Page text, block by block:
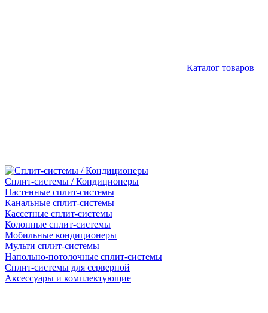
Каталог товаров
Сплит-системы / Кондиционеры
Настенные сплит-системы
Канальные сплит-системы
Кассетные сплит-системы
Колонные сплит-системы
Мобильные кондиционеры
Мульти сплит-системы
Напольно-потолочные сплит-системы
Сплит-системы для серверной
Аксессуары и комплектующие